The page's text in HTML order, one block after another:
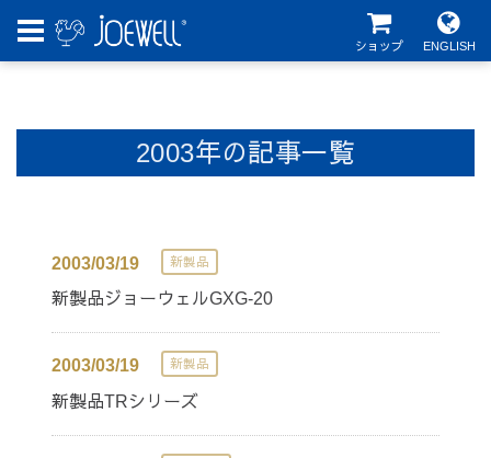
ENGLISH
ショップ
2003年の記事一覧
2003/03/19 新製品
新製品ジョーウェルGXG-20
2003/03/19 新製品
新製品TRシリーズ